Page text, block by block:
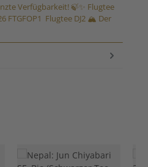
Verfügbarkeit! 🍃✨ Flugtee
FTGFOP1 Flugtee DJ2 🏔️ Der